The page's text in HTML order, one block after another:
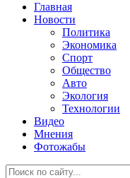
Главная
Новости
Политика
Экономика
Спорт
Общество
Авто
Экология
Технологии
Видео
Мнения
Фотожабы